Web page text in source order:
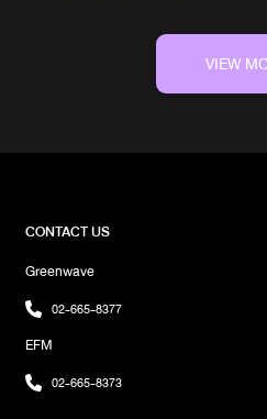
มน่ารัก ๆ มาให้เลือกแบบเดินเพลินจ
หมดPRYNWAN PETS เป็นแบรน
หมา โดยตั้งใจออกแบบสินค้าให้ตอบโ
ด้วยดีเทลชวนถ่ายรูป เดินดูของเพลิ
PRYNWAN BAKER’S SHOP โซ
ไอเท็มให้น้อง เราสามารถเลือกชิ้นที่
เสมือนเลือก Topping ให้กลายเป็นไ
หนึ่งพิกัดที่คนรักสัตว์น่าจะเดินได้เพลิ
สำหรับน้อง แต่ยังมีของดีไซน์เก๋ ๆ ที่ท
VIEW
CONTACT US
Greenwave
02-665-8377
EFM
02-665-8373